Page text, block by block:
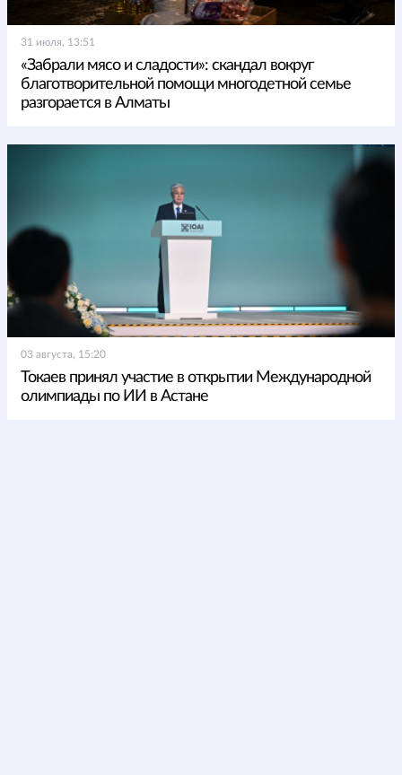
31 июля, 13:51
«Забрали мясо и сладости»: скандал вокруг
благотворительной помощи многодетной семье
разгорается в Алматы
03 августа, 15:20
Токаев принял участие в открытии Международной
олимпиады по ИИ в Астане